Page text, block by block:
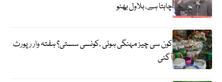
چاہتا ہے، بلاول بھٹو
کون سی چیز مہنگی ہوئی ،کونسی سستی؟ ہفتہ وار رپورٹ
آگئی